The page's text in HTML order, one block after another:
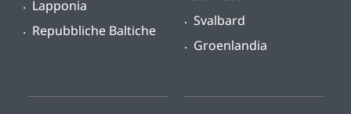
Lapponia
Repubbliche Baltiche
Svalbard
Groenlandia